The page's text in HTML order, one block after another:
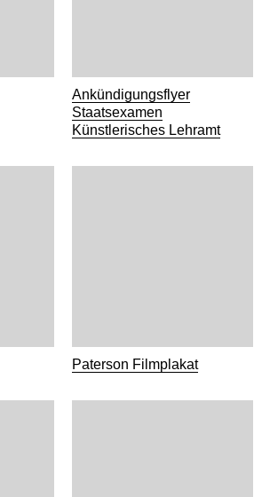
Ankündigungsflyer
Staatsexamen
Künstlerisches Lehramt
Paterson Filmplakat